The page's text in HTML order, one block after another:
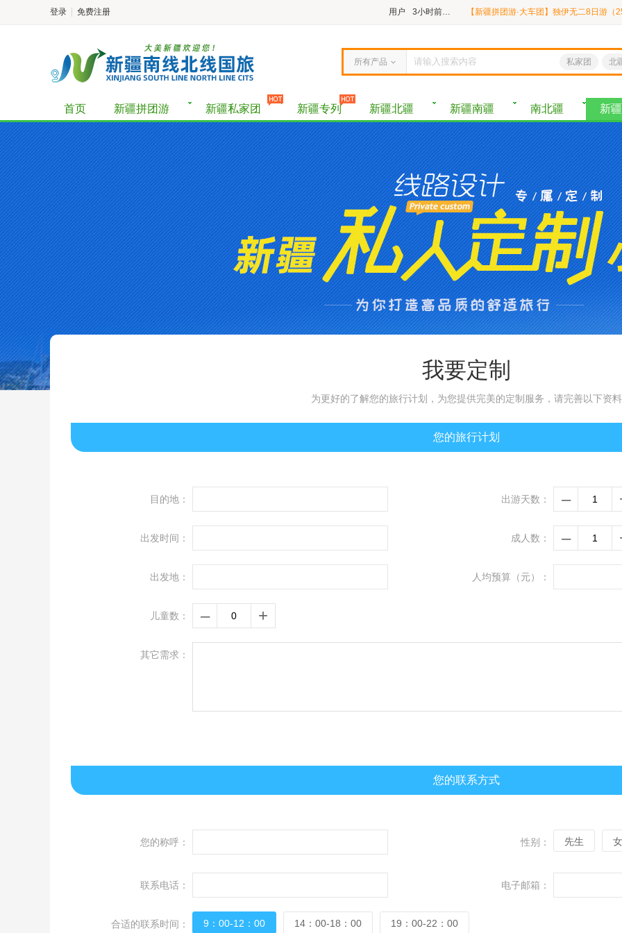
登录 免费注册 用户 3小时前预定
用户微信用户 1小时前预定
1小时前预定
所有产品 私家团 北
首页 新疆拼团游 新疆私家团 新疆专列 新疆北疆 新疆南疆 南北疆 新
我要定制
为更好的了解您的旅行计划，为您提供完美的定制服务，请完善以下资料
您的旅行计划
目的地： 出游天数： –
出发时间： 成人数： –
出发地： 人均预算（元）：
儿童数： – +
其它需求：
您的联系方式
您的称呼： 性别： 先生
联系电话： 电子邮箱：
合适的联系时间： 9：00-12：00 14：00-18：00 19：00-22：00